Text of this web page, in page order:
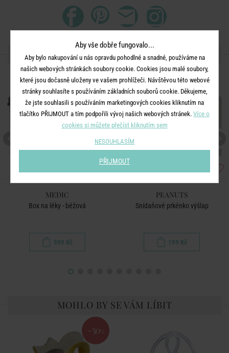
DALŠÍ PRODUKTY ZE SÉRIE
MEDIC
Box na léky - béžová
599 Kč
PEANUTS
Snídaňové prkénko výšlap
199 Kč
MOHLO BY SE VÁM LÍBIT
-50 %
Aby vše dobře fungovalo...
Aby bylo nakupování u nás opravdu pohodlné a snadné, používáme na
našich webových stránkách soubory cookie. Cookies jsou malé soubory,
které jsou dočasně uloženy ve vašem prohlížeči. Návštěvou této webové
stránky souhlasíte s používáním základních souborů cookie. Děkujeme,
že jste souhlasili s používáním marketingových cookies kliknutím na
tlačítko PŘIJMOUT a tím podpořili vývoj našich webových stránek. Více o
cookies si můžete přečíst kliknutím sem
NESOUHLASÍM
PŘIJMOUT